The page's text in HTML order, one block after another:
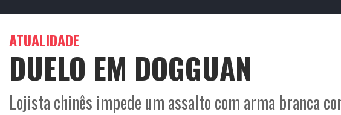
ATUALIDADE
DUELO EM DOGGUAN
Lojista chinês impede um assalto com arma branca
ATUALIDADE